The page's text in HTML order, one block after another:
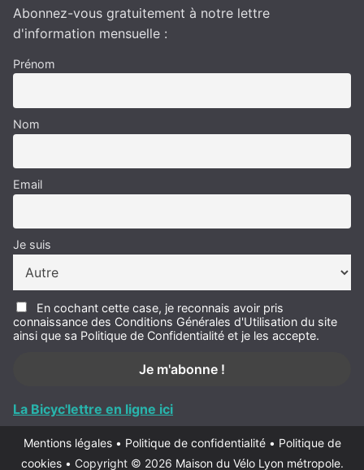
Abonnez-vous gratuitement à notre lettre
d'information mensuelle :
Prénom
Nom
Email
Je suis
En cochant cette case, je reconnais avoir pris
connaissance des Conditions Générales d'Utilisation du site
ainsi que sa Politique de Confidentialité et je les accepte.
La Bicyc'lettre en ligne ici
Mentions légales • Politique de confidentialité • Politique de
cookies • Copyright © 2026 Maison du Vélo Lyon métropole.